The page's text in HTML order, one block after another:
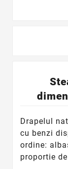
Drapelul
cu benzi
ordine:
proportie